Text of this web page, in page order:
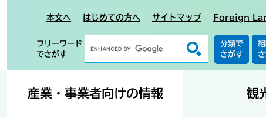
本文へ はじめての方へ サイトマップ Foreign
フリーワード
でさがす
分類で
さがす
産業・事業者向けの情報 観